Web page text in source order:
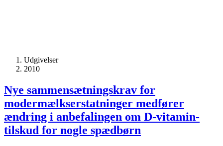
Udgivelser
2010
Nye sammensætnings­krav for
modermælks­erstatninger medfører
ændring i anbefalingen om D-vitamin­
tilskud for nogle spædbørn